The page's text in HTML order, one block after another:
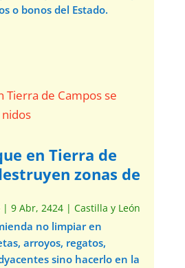
o bonos del Estado.
en Tierra de
zonas de
| 9 Abr, 2424| Castilla y León
no limpiar en
arroyos, regatos,
sino hacerlo en la